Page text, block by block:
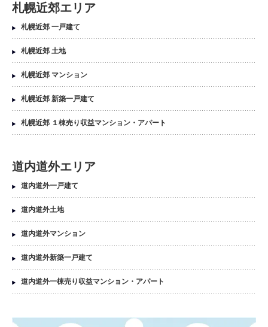
札幌近郊エリア
札幌近郊 一戸建て
札幌近郊 土地
札幌近郊 マンション
札幌近郊 新築一戸建て
札幌近郊 １棟売り収益マンション・アパート
道内道外エリア
道内道外一戸建て
道内道外土地
道内道外マンション
道内道外新築一戸建て
道内道外一棟売り収益マンション・アパート